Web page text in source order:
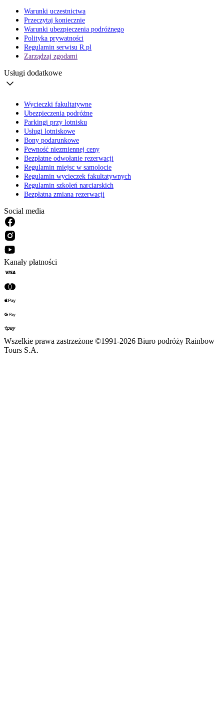
Warunki uczestnictwa
Przeczytaj koniecznie
Warunki ubezpieczenia podróżnego
Polityka prywatności
Regulamin serwisu R.pl
Zarządzaj zgodami
Usługi dodatkowe
Wycieczki fakultatywne
Ubezpieczenia podróżne
Parkingi przy lotnisku
Usługi lotniskowe
Bony podarunkowe
Pewność niezmiennej ceny
Bezpłatne odwołanie rezerwacji
Regulamin miejsc w samolocie
Regulamin wycieczek fakultatywnych
Regulamin szkoleń narciarskich
Bezpłatna zmiana rezerwacji
Social media
Kanały płatności
Wszelkie prawa zastrzeżone ©1991-2026 Biuro podróży Rainbow
Tours S.A.